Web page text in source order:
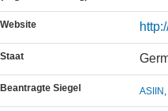
Website
Staat
Beantragte Siegel ASIIN ,